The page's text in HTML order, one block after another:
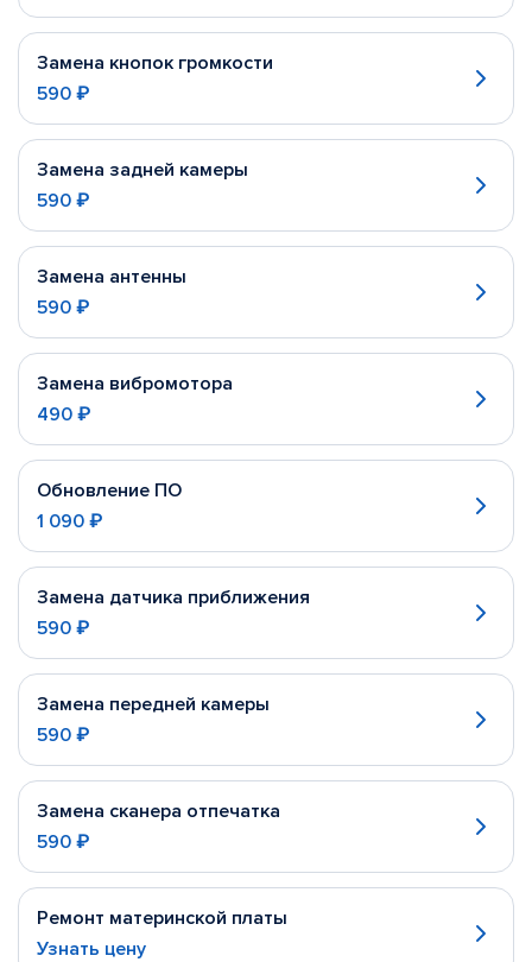
Замена кнопок громкости
590 ₽
Замена задней камеры
590 ₽
Замена антенны
590 ₽
Замена вибромотора
490 ₽
Обновление ПО
1 090 ₽
Замена датчика приближения
590 ₽
Замена передней камеры
590 ₽
Замена сканера отпечатка
590 ₽
Ремонт материнской платы
Узнать цену